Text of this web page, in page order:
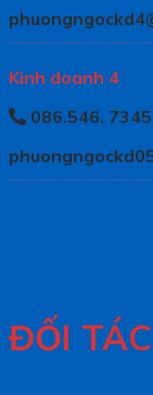
Kinh doanh 4
086.546. 7345
ĐỐI TÁC